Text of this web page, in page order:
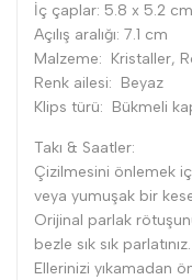
İç çaplar: 5.8 x 5.2 cm
Açılış aralığı: 7.1 cm
Malzeme: Kristaller,
Renk ailesi: Beyaz
Klips türü: Bükmeli
Takı & Saatler:
Çizilmesini önlemek
veya yumuşak bir
Orijinal parlak
bezle sık sık parlatınız.
Ellerinizi yıkamadan